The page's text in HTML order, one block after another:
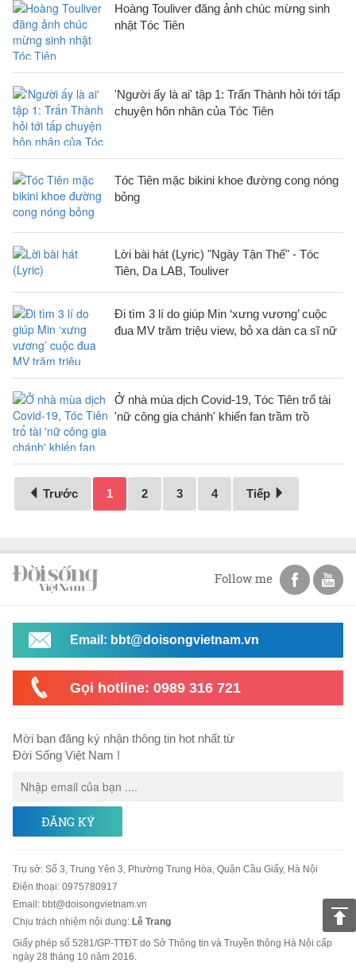
Hoàng Touliver đăng ảnh chúc mừng sinh
nhật Tóc Tiên
'Người ấy là ai' tập 1: Trấn Thành hỏi tới tấp
chuyện hôn nhân của Tóc Tiên
Tóc Tiên mặc bikini khoe đường cong nóng
bỏng
Lời bài hát (Lyric) "Ngày Tận Thế" - Tóc
Tiên, Da LAB, Touliver
Đi tìm 3 lí do giúp Min ‘xưng vương’ cuộc
đua MV trăm triệu view, bỏ xa dàn ca sĩ nữ
Ở nhà mùa dịch Covid-19, Tóc Tiên trổ tài
'nữ công gia chánh' khiến fan trầm trồ
Trước 1 2 3 4 Tiếp
Follow me
Email: bbt@doisongvietnam.vn
Gọi hotline: 0989 316 721
Mời bạn đăng ký nhận thông tin hot nhất từ
Đời Sống Việt Nam !
ĐĂNG KÝ
Trụ sở: Số 3, Trung Yên 3, Phường Trung Hòa, Quận Cầu Giấy, Hà Nội
Điện thoại: 0975780917
Email : bbt@doisongvietnam.vn
Chịu trách nhiệm nội dung: Lê Trang
Giấy phép số 5281/GP-TTĐT do Sở Thông tin và Truyền thông Hà Nội cấp
ngày 28 tháng 10 năm 2016.